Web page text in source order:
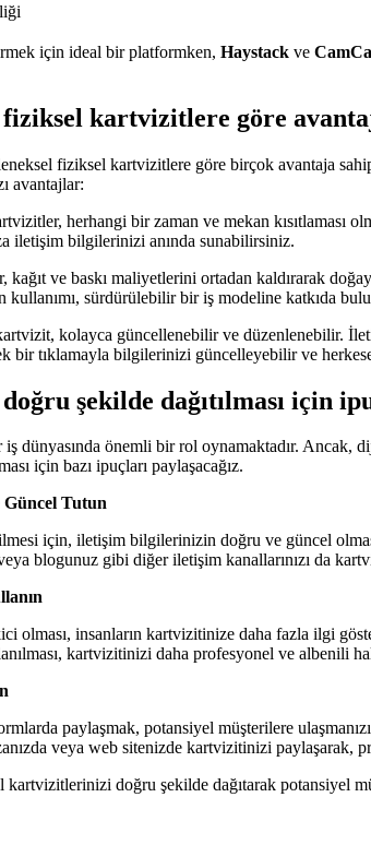
için ideal bir platformken, Haystack ve
kartvizitlere göre
fiziksel kartvizitlere göre birçok avantaja
avantajlar:
herhangi bir zaman ve mekan kısıtlaması
iletişim bilgilerinizi anında sunabilirsiniz.
ve baskı maliyetlerini ortadan kaldırarak
sürdürülebilir bir iş modeline katkıda
kolayca güncellenebilir ve düzenlenebilir.
bir tıklamayla bilgilerinizi güncelleyebilir ve
şekilde dağıtılması için
dünyasında önemli bir rol oynamaktadır. Ancak,
için bazı ipuçları paylaşacağız.
Tutun
için, iletişim bilgilerinizin doğru ve güncel
blogunuz gibi diğer iletişim kanallarınızı da
olması, insanların kartvizitinize daha fazla ilgi
kartvizitinizi daha profesyonel ve albenili
paylaşmak, potansiyel müşterilere
veya web sitenizde kartvizitinizi
kartvizitlerinizi doğru şekilde dağıtarak